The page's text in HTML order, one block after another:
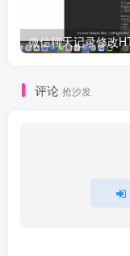
评论 抢沙发